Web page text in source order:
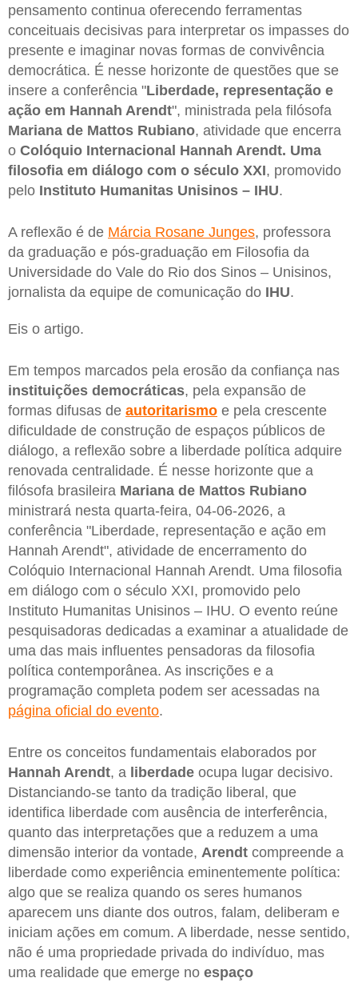
pensamento continua oferecendo ferramentas
conceituais decisivas para interpretar os impasses do
presente e imaginar novas formas de convivência
democrática. É nesse horizonte de questões que se
insere a conferência "Liberdade, representação e
ação em Hannah Arendt", ministrada pela filósofa
Mariana de Mattos Rubiano, atividade que encerra
o Colóquio Internacional Hannah Arendt. Uma
filosofia em diálogo com o século XXI, promovido
pelo Instituto Humanitas Unisinos – IHU.
A reflexão é de Márcia Rosane Junges, professora
da graduação e pós-graduação em Filosofia da
Universidade do Vale do Rio dos Sinos – Unisinos,
jornalista da equipe de comunicação do IHU.
Eis o artigo.
Em tempos marcados pela erosão da confiança nas
instituições democráticas, pela expansão de
formas difusas de autoritarismo e pela crescente
dificuldade de construção de espaços públicos de
diálogo, a reflexão sobre a liberdade política adquire
renovada centralidade. É nesse horizonte que a
filósofa brasileira Mariana de Mattos Rubiano
ministrará nesta quarta-feira, 04-06-2026, a
conferência "Liberdade, representação e ação em
Hannah Arendt", atividade de encerramento do
Colóquio Internacional Hannah Arendt. Uma filosofia
em diálogo com o século XXI, promovido pelo
Instituto Humanitas Unisinos – IHU. O evento reúne
pesquisadoras dedicadas a examinar a atualidade de
uma das mais influentes pensadoras da filosofia
política contemporânea. As inscrições e a
programação completa podem ser acessadas na
página oficial do evento.
Entre os conceitos fundamentais elaborados por
Hannah Arendt, a liberdade ocupa lugar decisivo.
Distanciando-se tanto da tradição liberal, que
identifica liberdade com ausência de interferência,
quanto das interpretações que a reduzem a uma
dimensão interior da vontade, Arendt compreende a
liberdade como experiência eminentemente política:
algo que se realiza quando os seres humanos
aparecem uns diante dos outros, falam, deliberam e
iniciam ações em comum. A liberdade, nesse sentido,
não é uma propriedade privada do indivíduo, mas
uma realidade que emerge no espaço